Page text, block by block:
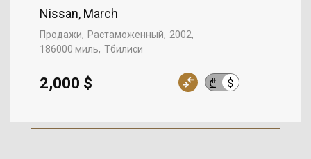
Nissan, March
Продажи Растаможенный
2002
186000 миль Тбилиси
₾ $
2,000 $